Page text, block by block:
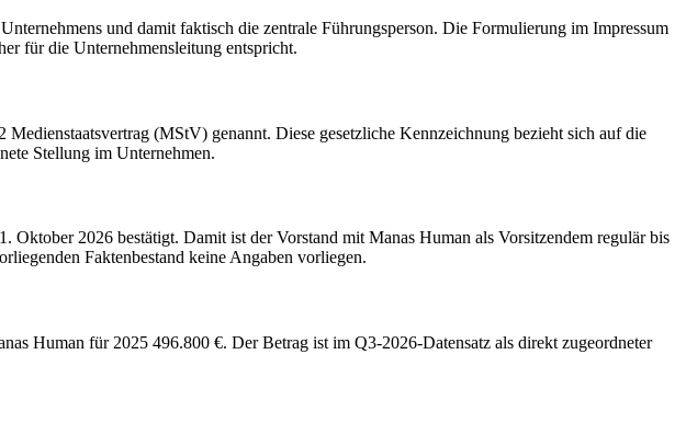
und damit faktisch die zentrale Führungsperson. Die Formulierung im Impressum
für die Unternehmensleitung entspricht.
(MStV) genannt. Diese gesetzliche Kennzeichnung bezieht sich auf die
Stellung im Unternehmen.
2026 bestätigt. Damit ist der Vorstand mit Manas Human als Vorsitzendem regulär bis
Faktenbestand keine Angaben vorliegen.
Human für 2025 496.800 €. Der Betrag ist im Q3-2026-Datensatz als direkt zugeordneter